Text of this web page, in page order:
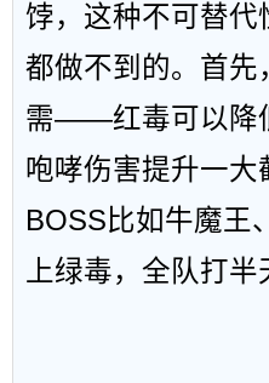
饽，这种不可替代
都做不到的。首
需——红毒可以降
咆哮伤害提升一
BOSS比如牛魔王
上绿毒，全队打